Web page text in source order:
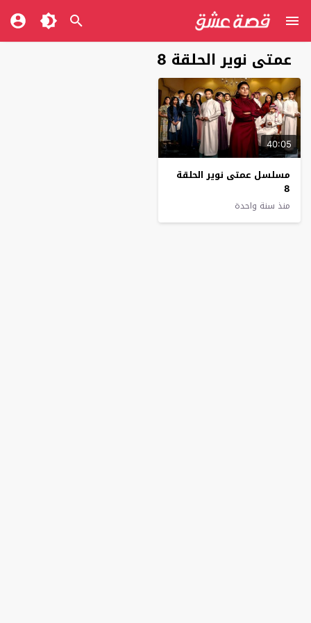
عمتى نوير الحلقة 8
40:05
مسلسل عمتى نوير الحلقة
8
منذ سنة واحدة